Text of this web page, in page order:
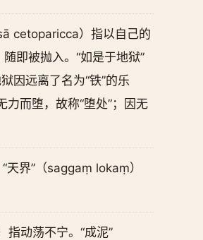
cetoparicca）指以自己的
即被抛入。“如是于地狱”
因远离了名为“铁”的乐
力而堕，故称“堕处”；因无
界”（saggaṃ lokaṃ）
指动荡不宁。“成泥”